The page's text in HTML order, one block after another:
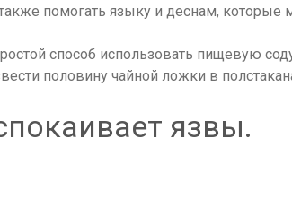
помогать языку и деснам, которые
способ использовать пищевую
половину чайной ложки в
язвы.